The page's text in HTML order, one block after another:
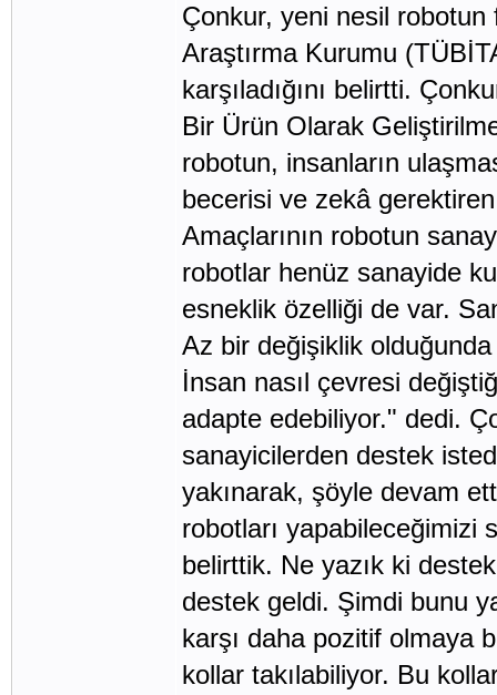
Çonkur, yeni nesil robotun
Araştırma Kurumu
karşıladığını belirtti.
Bir Ürün Olarak
robotun, insanların
becerisi ve zekâ
Amaçlarının robotun
robotlar henüz sanayide
esneklik özelliği de var.
Az bir değişiklik olduğunda
İnsan nasıl çevresi
adapte edebiliyor." dedi.
sanayicilerden destek
yakınarak, şöyle devam
robotları yapabileceğimizi
belirttik. Ne yazık ki
destek geldi. Şimdi bunu
karşı daha pozitif olmaya
kollar takılabiliyor. Bu